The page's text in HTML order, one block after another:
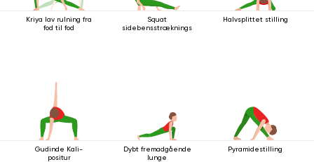
Kriya lav rulning fra
fod til fod
Squat
sidebensstrækningsstilling
Halvsplittet stilling
Gudinde Kali-
positur
Dybt fremadgående
lunge
Pyramidestilling